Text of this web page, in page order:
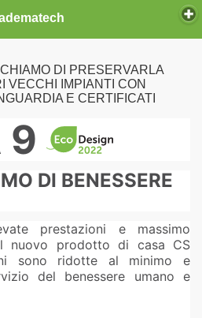
DI PRESERVARLA
VECCHI IMPIANTI CON
E CERTIFICATI
9
DI BENESSERE
prestazioni e massimo
nuovo prodotto di casa CS
sono ridotte al minimo e
del benessere umano e